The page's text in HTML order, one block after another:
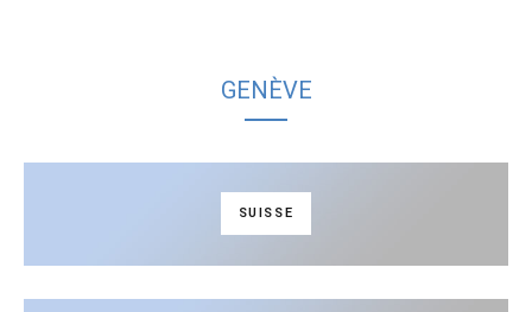
GENÈVE
SUISSE